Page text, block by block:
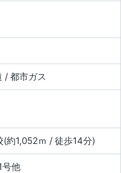
/ 都市ガス
約1,052ｍ / 徒歩14分)
他